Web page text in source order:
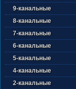
9-канальные
8-канальные
7-канальные
6-канальные
5-канальные
4-канальные
2-канальные